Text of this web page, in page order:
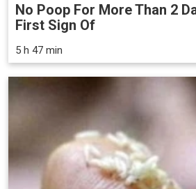
No Poop For More Than 2
First Sign Of
5 h 47 min